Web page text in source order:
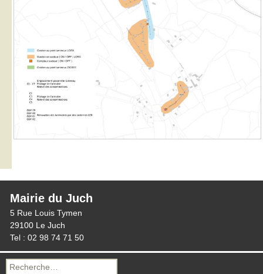
Mairie du Juch
5 Rue Louis Tymen
29100 Le Juch
Tel : 02 98 74 71 50
Recherche